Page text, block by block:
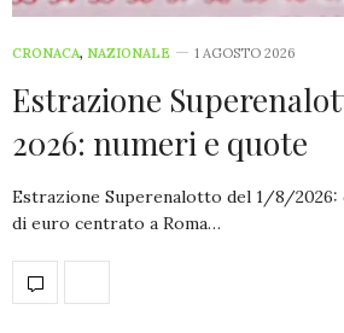
CRONACA, NAZIONALE 1 AGOSTO 2026
Estrazione
2026: numeri e quote
Estrazione Superenalotto del 1/8/2026:
di euro centrato a Roma…